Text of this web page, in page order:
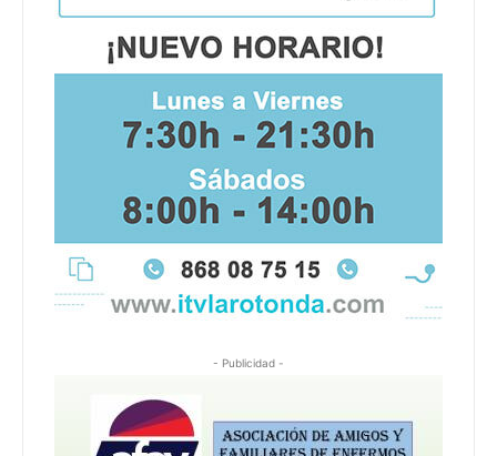
- Publicidad -